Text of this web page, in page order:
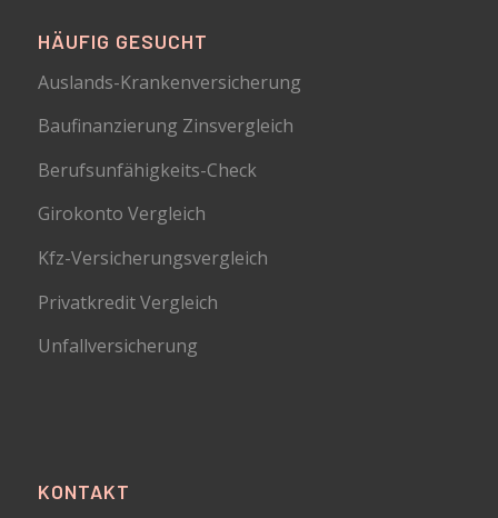
HÄUFIG GESUCHT
Auslands-Krankenversicherung
Baufinanzierung Zinsvergleich
Berufsunfähigkeits-Check
Girokonto Vergleich
Kfz-Versicherungsvergleich
Privatkredit Vergleich
Unfallversicherung
KONTAKT